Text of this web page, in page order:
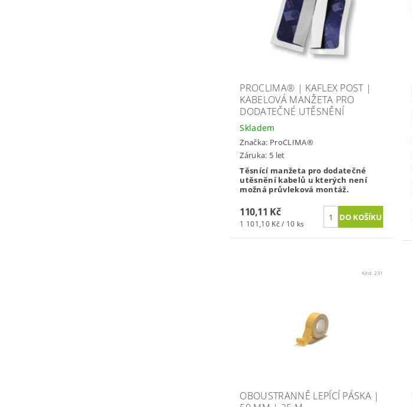
PROCLIMA® | KAFLEX POST |
KABELOVÁ MANŽETA PRO
DODATEČNÉ UTĚSNĚNÍ
Skladem
Značka: ProCLIMA®
Záruka: 5 let
Těsnící manžeta pro dodatečné
utěsnění kabelů u kterých není
možná průvleková montáž.
110,11 Kč
1 101,10 Kč / 10 ks
Kód: 231
OBOUSTRANNĚ LEPÍCÍ PÁSKA |